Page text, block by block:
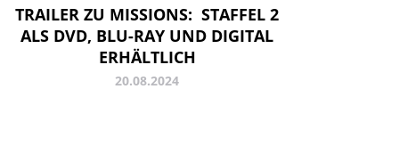
TRAILER ZU MISSIONS: STAFFEL 2
ALS DVD, BLU-RAY UND DIGITAL
ERHÄLTLICH
20.08.2024